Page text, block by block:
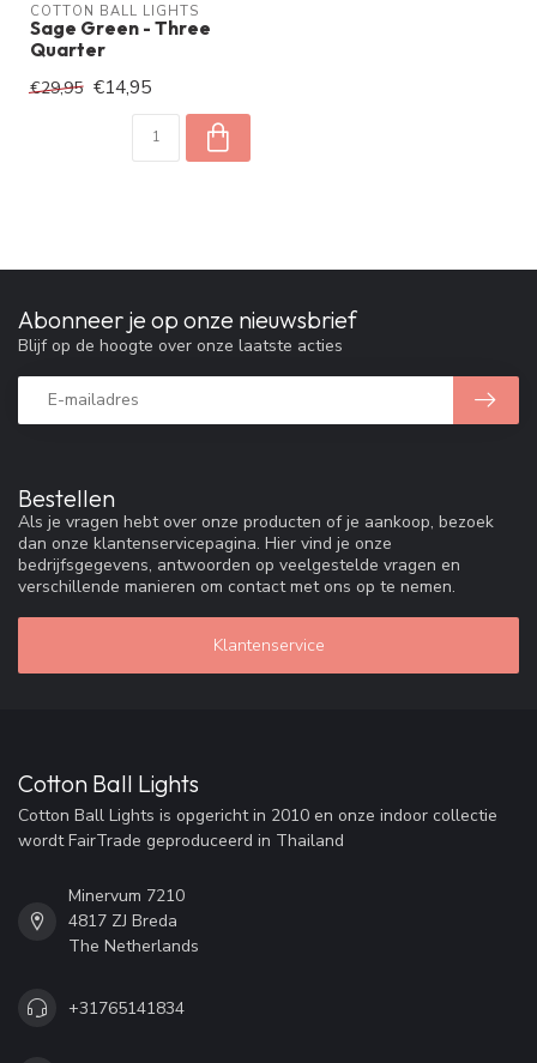
COTTON BALL LIGHTS
Sage Green - Three
Quarter
€29,95 €14,95
Bestellen
Als je vragen hebt over onze producten of je aankoop, bezoek
dan onze klantenservicepagina. Hier vind je onze
bedrijfsgegevens, antwoorden op veelgestelde vragen en
verschillende manieren om contact met ons op te nemen.
Klantenservice
Abonneer je op onze nieuwsbrief
Blijf op de hoogte over onze laatste acties
Cotton Ball Lights
Cotton Ball Lights is opgericht in 2010 en onze indoor collectie
wordt FairTrade geproduceerd in Thailand
Minervum 7210
4817 ZJ Breda
The Netherlands
+31765141834